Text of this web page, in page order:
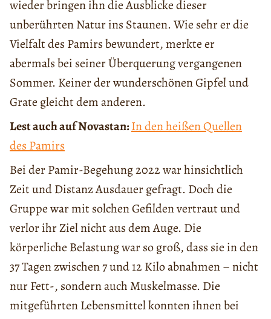
wieder bringen ihn die Ausblicke dieser
unberührten Natur ins Staunen. Wie sehr er die
Vielfalt des Pamirs bewundert, merkte er
abermals bei seiner Überquerung vergangenen
Sommer. Keiner der wunderschönen Gipfel und
Grate gleicht dem anderen.
Lest auch auf Novastan:In den heißen Quellen
des Pamirs
Bei der Pamir-Begehung 2022 war hinsichtlich
Zeit und Distanz Ausdauer gefragt. Doch die
Gruppe war mit solchen Gefilden vertraut und
verlor ihr Ziel nicht aus dem Auge. Die
körperliche Belastung war so groß, dass sie in den
37 Tagen zwischen 7 und 12 Kilo abnahmen – nicht
nur Fett-, sondern auch Muskelmasse. Die
mitgeführten Lebensmittel konnten ihnen bei